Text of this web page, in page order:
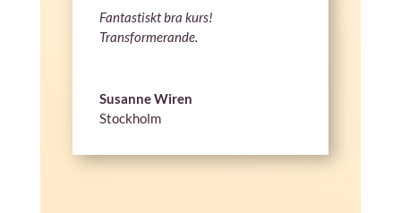
Fantastiskt bra kurs!
Transformerande.
Susanne Wiren
Stockholm